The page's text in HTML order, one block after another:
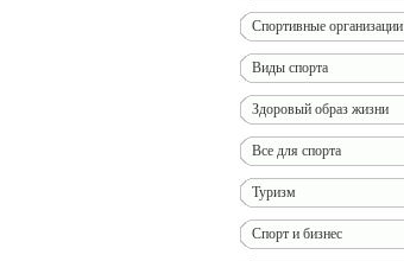
Спортивные организации
Виды спорта
Здоровый образ жизни
Все для спорта
Туризм
Спорт и бизнес